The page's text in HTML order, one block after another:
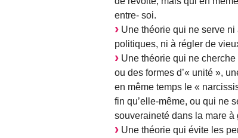
entre- soi.
Une théorie qui ne serve
politiques, ni à régler de
Une théorie qui ne
ou des formes d’« unité »,
en même temps le «
fin qu’elle-même, ou qui ne
souveraineté dans la mare
Une théorie qui évite les